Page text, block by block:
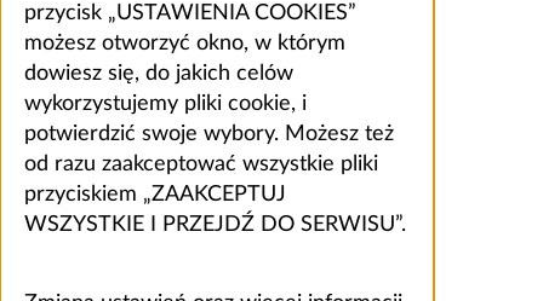
przycisk „USTAWIENIA COOKIES”
możesz otworzyć okno, w którym
dowiesz się, do jakich celów
wykorzystujemy pliki cookie, i
potwierdzić swoje wybory. Możesz też
od razu zaakceptować wszystkie pliki
przyciskiem „ZAAKCEPTUJ
WSZYSTKIE I PRZEJDŹ DO SERWISU”.